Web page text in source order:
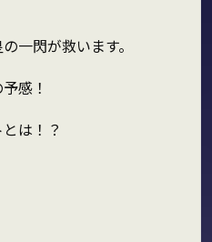
一閃が救います。
感！
は！？